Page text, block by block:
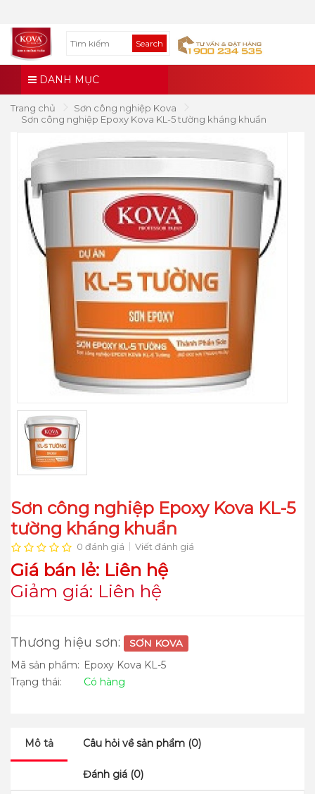
Search
DANH MỤC
Trang chủ
Sơn công nghiệp Kova
Sơn công nghiệp Epoxy Kova KL-5 tường kháng khuẩn
Sơn công nghiệp Epoxy Kova KL-5
tường kháng khuẩn
0 đánh giá Viết đánh giá
Giá bán lẻ: Liên hệ
Giảm giá: Liên hệ
Thương hiệu sơn: SƠN KOVA
Mã sản phẩm: Epoxy Kova KL-5
Trạng thái:
Có hàng
Mô tả Câu hỏi về sản phẩm (0)
Đánh giá (0)